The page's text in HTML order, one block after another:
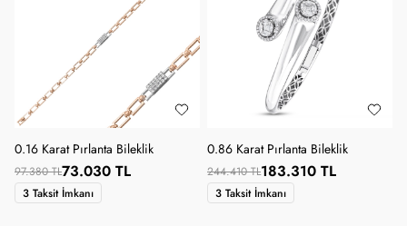
0.16 Karat Pırlanta Bileklik
97.380 TL73.030 TL
3 Taksit İmkanı
0.86 Karat Pırlanta Bileklik
244.410 TL183.310 TL
3 Taksit İmkanı